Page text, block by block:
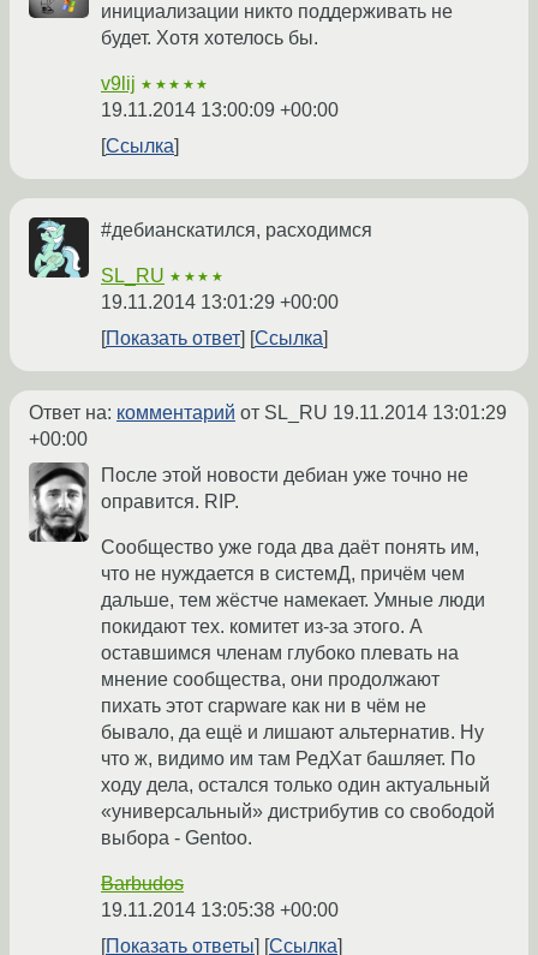
инициализации никто поддерживать не
будет. Хотя хотелось бы.
v9lij ★★★★★
19.11.2014 13:00:09 +00:00
Ссылка
#дебианскатился, расходимся
SL_RU ★★★★
19.11.2014 13:01:29 +00:00
Показать ответ
Ссылка
Ответ на: комментарий от SL_RU 19.11.2014 13:01:29
+00:00
После этой новости дебиан уже точно не
оправится. RIP.
Сообщество уже года два даёт понять им,
что не нуждается в системД, причём чем
дальше, тем жёстче намекает. Умные люди
покидают тех. комитет из-за этого. А
оставшимся членам глубоко плевать на
мнение сообщества, они продолжают
пихать этот crapware как ни в чём не
бывало, да ещё и лишают альтернатив. Ну
что ж, видимо им там РедХат башляет. По
ходу дела, остался только один актуальный
«универсальный» дистрибутив со свободой
выбора - Gentoo.
Barbudos
19.11.2014 13:05:38 +00:00
Показать ответы
Ссылка